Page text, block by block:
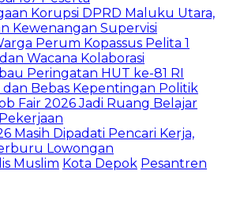
Korupsi DPRD Maluku Utara,
Kewenangan Supervisi
Perum Kopassus Pelita 1
Wacana Kolaborasi
Peringatan HUT ke-81 RI
Bebas Kepentingan Politik
Fair 2026 Jadi Ruang Belajar
Masih Dipadati Pencari Kerja,
Lowongan
Muslim Kota Depok Pesantren